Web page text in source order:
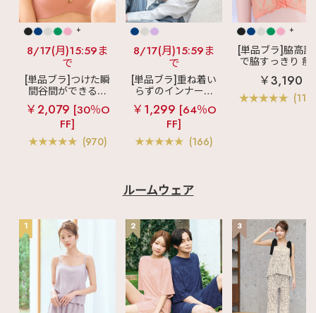
+
8/17(月)15:59ま
で
[単品ブラ]つけた瞬
間谷間ができるシ
ームレスブラ
超
盛ブラ(R) シームレ
ス 単品ブラジャー
￥2,079 [30％O
FF]
(970)
8/17(月)15:59ま
で
[単品ブラ]重ね着い
らずのインナーブ
ラ
リッチバスト
ブラトップ (ワイヤ
ー入り)
￥1,299 [64％O
FF]
(166)
+
[単品ブラ]脇高設
で脇すっきり 痩
見えブラ
カシ
クールレース脇
ブラ(R) 単品ブラ
ャー
￥3,190
ルームウェア
1 2 3